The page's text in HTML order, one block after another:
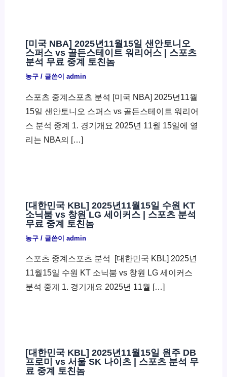
[미국 NBA] 2025년11월15일 샌안토니오
스퍼스 vs 골든스테이트 워리어스 | 스포츠
분석 무료 중계 토친놈
농구/ 글쓴이 admin
스포츠 중계스포츠 분석 [미국 NBA] 2025년11월
15일 샌안토니오 스퍼스 vs 골든스테이트 워리어
스 분석 중계 1. 경기개요 2025년 11월 15일에 열
리는 NBA의 […]
[대한민국 KBL] 2025년11월15일 수원 KT
소닉붐 vs 창원 LG 세이커스 | 스포츠 분석
무료 중계 토친놈
농구/ 글쓴이 admin
스포츠 중계스포츠 분석 ​ [대한민국 KBL] 2025년
11월15일 수원 KT 소닉붐 vs 창원 LG 세이커스
분석 중계 1. 경기개요 2025년 11월 […]
[대한민국 KBL] 2025년11월15일 원주 DB
프로미 vs 서울 SK 나이츠 | 스포츠 분석 무
료 중계 토친놈